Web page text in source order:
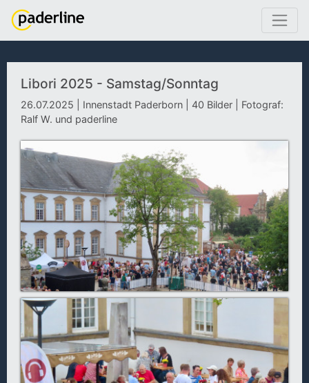
Libori 2025 - Samstag/Sonntag
26.07.2025 | Innenstadt Paderborn | 40 Bilder | Fotograf:
Ralf W. und paderline